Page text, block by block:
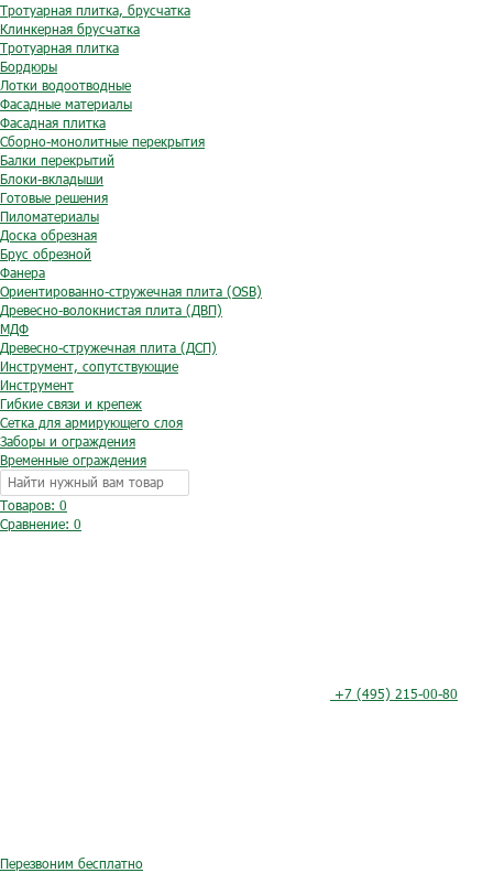
Тротуарная плитка, брусчатка
Клинкерная брусчатка
Тротуарная плитка
Бордюры
Лотки водоотводные
Фасадные материалы
Фасадная плитка
Сборно-монолитные перекрытия
Балки перекрытий
Блоки-вкладыши
Готовые решения
Пиломатериалы
Доска обрезная
Брус обрезной
Фанера
Ориентированно-стружечная плита (OSB)
Древесно-волокнистая плита (ДВП)
МДФ
Древесно-стружечная плита (ДСП)
Инструмент, сопутствующие
Инструмент
Гибкие связи и крепеж
Сетка для армирующего слоя
Заборы и ограждения
Временные ограждения
Товаров: 0
Сравнение: 0
+7 (495) 215-00-80
Перезвоним бесплатно